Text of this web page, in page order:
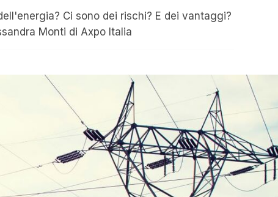
Ci sono dei rischi? E dei vantaggi?
Monti di Axpo Italia